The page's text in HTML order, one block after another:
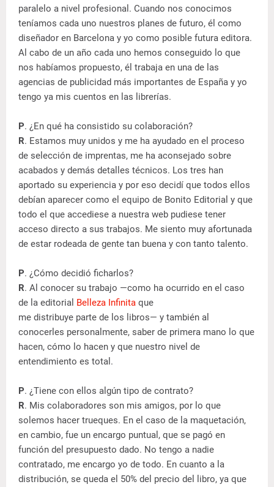
paralelo a nivel profesional. Cuando nos conocimos
teníamos cada uno nuestros planes de futuro, él como
diseñador en Barcelona y yo como posible futura editora.
Al cabo de un año cada uno hemos conseguido lo que
nos habíamos propuesto, él trabaja en una de las
agencias de publicidad más importantes de España y yo
tengo ya mis cuentos en las librerías.
P. ¿En qué ha consistido su colaboración?
R. Estamos muy unidos y me ha ayudado en el proceso
de selección de imprentas, me ha aconsejado sobre
acabados y demás detalles técnicos. Los tres han
aportado su experiencia y por eso decidí que todos ellos
debían aparecer como el equipo de Bonito Editorial y que
todo el que accediese a nuestra web pudiese tener
acceso directo a sus trabajos. Me siento muy afortunada
de estar rodeada de gente tan buena y con tanto talento.
P. ¿Cómo decidió ficharlos?
R. Al conocer su trabajo —como ha ocurrido en el caso
de la editorial Belleza Infinita que
me distribuye parte de los libros— y también al
conocerles personalmente, saber de primera mano lo que
hacen, cómo lo hacen y que nuestro nivel de
entendimiento es total.
P. ¿Tiene con ellos algún tipo de contrato?
R. Mis colaboradores son mis amigos, por lo que
solemos hacer trueques. En el caso de la maquetación,
en cambio, fue un encargo puntual, que se pagó en
función del presupuesto dado. No tengo a nadie
contratado, me encargo yo de todo. En cuanto a la
distribución, se queda el 50% del precio del libro, ya que